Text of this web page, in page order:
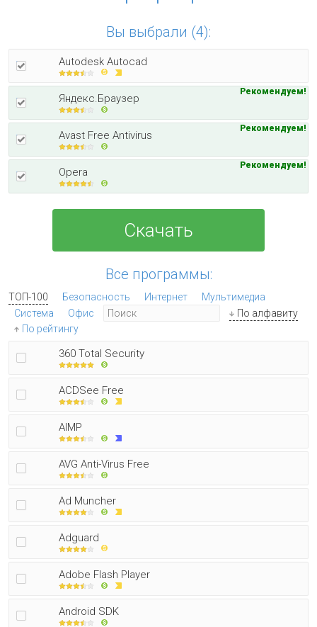
Вы выбрали (4):
Autodesk Autocad
Яндекс.Браузер
Рекомендуем!
Avast Free Antivirus
Рекомендуем!
Opera
Рекомендуем!
Скачать
Все программы:
ТОП-100 Безопасность Интернет
Мультимедиа
Система
Офис
По алфавиту
По рейтингу
360 Total Security
ACDSee Free
AIMP
AVG Anti-Virus Free
Ad Muncher
Adguard
Adobe Flash Player
Android SDK